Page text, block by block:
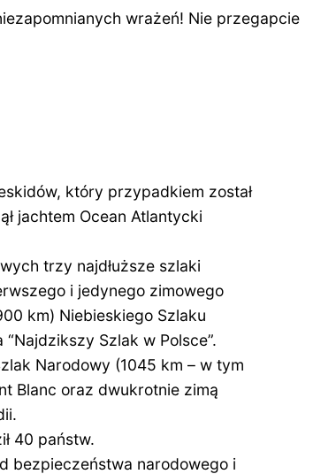
wrażeń! Nie przegapcie
który przypadkiem został
jachtem Ocean Atlantycki
trzy najdłuższe szlaki
i jedynego zimowego
km) Niebieskiego Szlaku
Szlak w Polsce”.
Narodowy (1045 km – w tym
Blanc oraz dwukrotnie zimą
40 państw.
bezpieczeństwa narodowego i